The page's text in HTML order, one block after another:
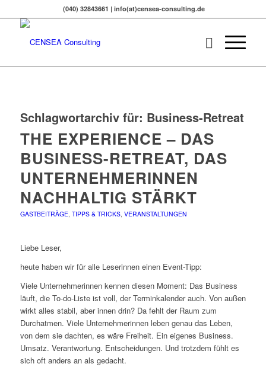
(040) 32843661 | info(at)censea-consulting.de
Schlagwortarchiv für: Business-Retreat
THE EXPERIENCE – DAS
BUSINESS-RETREAT, DAS
UNTERNEHMERINNEN
NACHHALTIG STÄRKT
GASTBEITRÄGE, TIPPS & TRICKS, VERANSTALTUNGEN
Liebe Leser,
heute haben wir für alle Leserinnen einen Event-Tipp:
Viele Unternehmerinnen kennen diesen Moment: Das Business
läuft, die To-do-Liste ist voll, der Terminkalender auch. Von außen
wirkt alles stabil, aber innen drin? Da fehlt der Raum zum
Durchatmen. Viele Unternehmerinnen leben genau das Leben,
von dem sie dachten, es wäre Freiheit. Ein eigenes Business.
Umsatz. Verantwortung. Entscheidungen. Und trotzdem fühlt es
sich oft anders an als gedacht.